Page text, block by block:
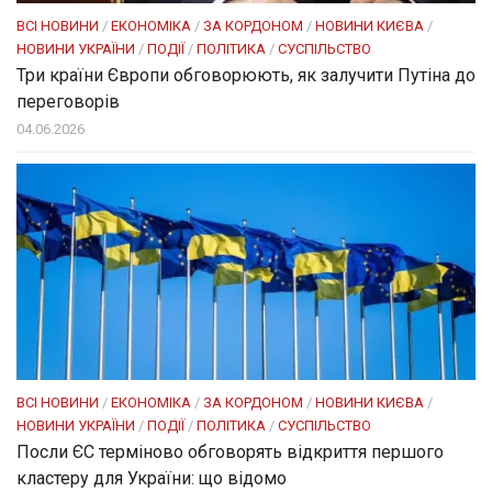
ВСІ НОВИНИ / ЕКОНОМІКА / ЗА КОРДОНОМ / НОВИНИ КИЄВА /
НОВИНИ УКРАЇНИ / ПОДІЇ / ПОЛІТИКА / СУСПІЛЬСТВО
Три країни Європи обговорюють, як залучити Путіна до
переговорів
04.06.2026
ВСІ НОВИНИ / ЕКОНОМІКА / ЗА КОРДОНОМ / НОВИНИ КИЄВА /
НОВИНИ УКРАЇНИ / ПОДІЇ / ПОЛІТИКА / СУСПІЛЬСТВО
Посли ЄC терміново обговорять відкриття першого
кластеру для України: що відомо